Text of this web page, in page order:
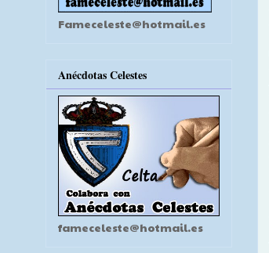
Fameceleste@hotmail.es
Anécdotas Celestes
fameceleste@hotmail.es